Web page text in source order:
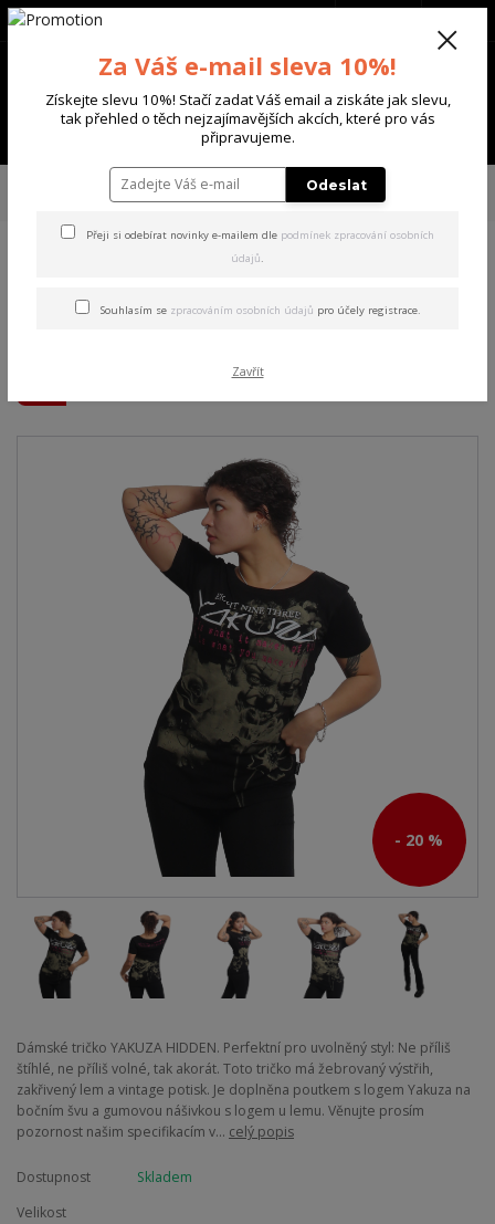
Menu
+420 702 136 620
TRIČKA & TÍLKA
Yakuza dámské tílko Hidden Curved
Crew Neck T-Shirt black 3XL
Curved Crew Neck T-Shirt
- 20 %
Dámské tričko YAKUZA HIDDEN. Perfektní pro uvolněný styl: Ne příliš
štíhlé, ne příliš volné, tak akorát. Toto tričko má žebrovaný výstřih,
zakřivený lem a vintage potisk. Je doplněna poutkem s logem Yakuza na
bočním švu a gumovou nášivkou s logem u lemu. Věnujte prosím
pozornost našim specifikacím v... celý popis
Dostupnost
Skladem
Velikost
Za Váš e-mail sleva 10%!
Získejte slevu 10%! Stačí zadat Váš email a ziskáte jak slevu,
tak přehled o těch nejzajímavějších akcích, které pro vás
připravujeme.
Odeslat
Přeji si odebírat novinky e-mailem dle podmínek zpracování osobních
údajů.
Souhlasím se zpracováním osobních údajů pro účely registrace.
Zavřít